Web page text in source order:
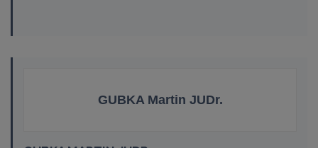
GUBKA Martin JUDr.